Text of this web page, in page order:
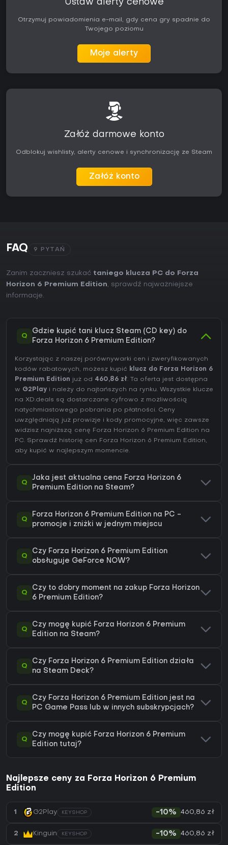
Ustaw alerty cenowe
Otrzymuj powiadomienia e-mail, gdy cena gry spadnie do
Twojego poziomu
Moje alerty
Załóż darmowe konto
Odblokuj wishlisty, alerty cenowe i synchronizację ze Steam
Załóż konto
FAQ 9 PYTAŃ
Zanim zaczniesz szukać taniego klucza PC do Forza
Horizon 6 Premium Edition, sprawdź najważniejsze
informacje.
Q
Gdzie kupić tani klucz Steam (CD key) do
Forza Horizon 6 Premium Edition?
Korzystając z naszej porównywarki cen i zweryfikowanych
kodów rabatowych, możesz kupić klucz do Forza Horizon 6
Premium Edition już od 460,86 zł. Ta oferta jest dostępna
w G2Play i należy do najtańszych na rynku. Wszystkie klucze
na XD.deals są dostarczane cyfrowo z możliwością
natychmiastowego pobrania po płatności. Ceny
uwzględniają już prowizje i kody promocyjne, więc zawsze
widzisz najniższą cenę Forza Horizon 6 Premium Edition na
PC. Sprawdź historię cen Forza Horizon 6 Premium Edition,
aby kupić w najlepszym momencie.
Q
Jaka jest aktualna cena Forza Horizon 6
Premium Edition na Steam?
Q
Forza Horizon 6 Premium Edition na PC -
promocje i zniżki w jednym miejscu
Q
Czy Forza Horizon 6 Premium Edition
obsługuje GeForce NOW?
Q
Czy to dobry moment na zakup Forza Horizon
6 Premium Edition?
Q
Czy mogę kupić Forza Horizon 6 Premium
Edition na Steam?
Q
Czy Forza Horizon 6 Premium Edition działa
na Steam Deck?
Q
Czy Forza Horizon 6 Premium Edition jest na
PC Game Pass lub w innych subskrypcjach?
Q
Czy mogę kupić Forza Horizon 6 Premium
Edition tutaj?
Najlepsze ceny za Forza Horizon 6 Premium
Edition
1 G2Play KEYSHOP -10% 460,86 zł
2 Kinguin KEYSHOP -10% 460,86 zł